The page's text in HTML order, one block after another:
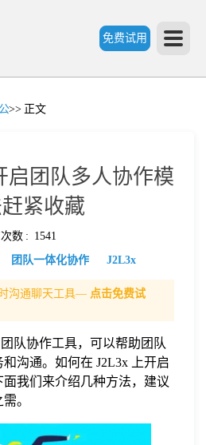
免费试用
>> 正文
启团队多人协作模
紧收藏
数 : 1541
团队一体化协作 J2L3x
沟通聊天工具— 点击免费试
队协作工具，可以帮助团队
沟通。如何在 J2L3x 上开启
我们来介绍几种方法，建议
。